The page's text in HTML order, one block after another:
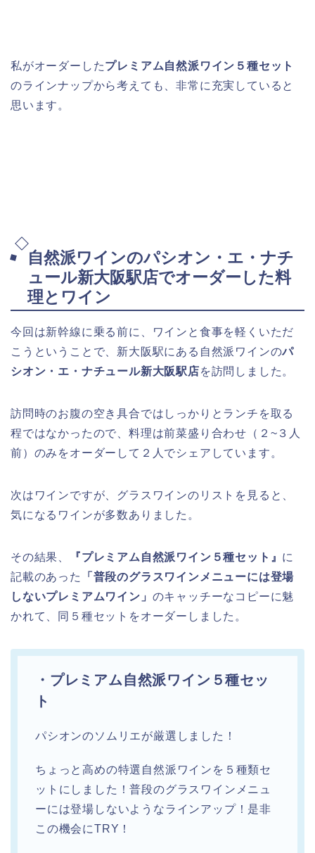
私がオーダーしたプレミアム自然派ワイン５種セット
のラインナップから考えても、非常に充実していると
思います。
自然派ワインのパシオン・エ・ナチ
ュール新大阪駅店でオーダーした料
理とワイン
今回は新幹線に乗る前に、ワインと食事を軽くいただ
こうということで、新大阪駅にある自然派ワインのパ
シオン・エ・ナチュール新大阪駅店を訪問しました。
訪問時のお腹の空き具合ではしっかりとランチを取る
程ではなかったので、料理は前菜盛り合わせ（２~３人
前）のみをオーダーして２人でシェアしています。
次はワインですが、グラスワインのリストを見ると、
気になるワインが多数ありました。
その結果、 『プレミアム自然派ワイン５種セット』 に
記載のあった
「普段のグラスワインメニューには登場
しないプレミアムワイン」 のキャッチーなコピーに魅
かれて、同５種セットをオーダーしました。
・プレミアム自然派ワイン５種セッ
ト
パシオンのソムリエが厳選しました！
ちょっと高めの特選自然派ワインを５種類セ
ットにしました！普段のグラスワインメニュ
ーには登場しないようなラインアップ！是非
この機会にTRY！